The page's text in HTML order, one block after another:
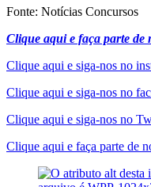
Fonte: Notícias Concursos
Clique aqui e faça parte de
Clique aqui e siga-nos no
Clique aqui e siga-nos no
Clique aqui e siga-nos no
Clique aqui e faça parte de